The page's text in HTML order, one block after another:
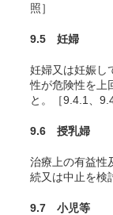
照］
9.5 妊婦
妊婦又は妊娠し
性が危険性を上
と。［9.4.1、
9.6 授乳婦
治療上の有益性
続又は中止を検
9.7 小児等